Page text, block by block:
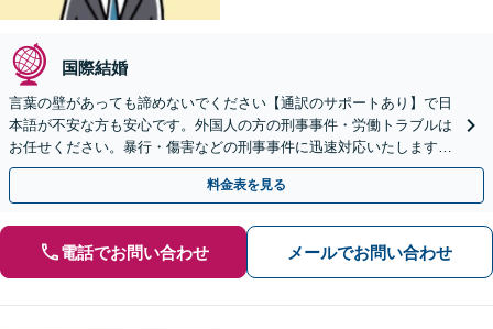
国際結婚
言葉の壁があっても諦めないでください【通訳のサポートあり】で日
本語が不安な方も安心です。外国人の方の刑事事件・労働トラブルは
お任せください。暴行・傷害などの刑事事件に迅速対応いたします。
【事前予約で休日・夜間面談可】
料金表を見る
電話でお問い合わせ メールでお問い合わせ